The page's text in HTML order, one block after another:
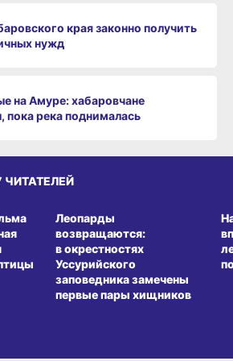
края законно получить
нужд
на Амуре: хабаровчане
пока река поднималась
ЧИТАТЕЛЕЙ
Леопарды
возвращаются:
в окрестностях
Уссурийского
заповедника замечены
первые пары хищников